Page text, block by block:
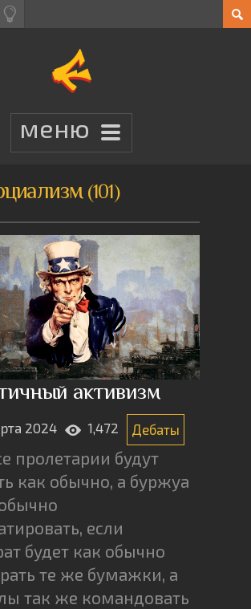
101
активизм
2024 1,472 Дебаты
пролетарии будут
как обычно, а буржуа
если
будет как обычно
те же бумажки, а
так же командовать